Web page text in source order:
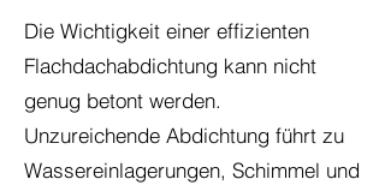
Die Wichtigkeit einer effizienten
Flachdachabdichtung kann nicht
genug betont werden.
Unzureichende Abdichtung führt zu
Wassereinlagerungen, Schimmel und